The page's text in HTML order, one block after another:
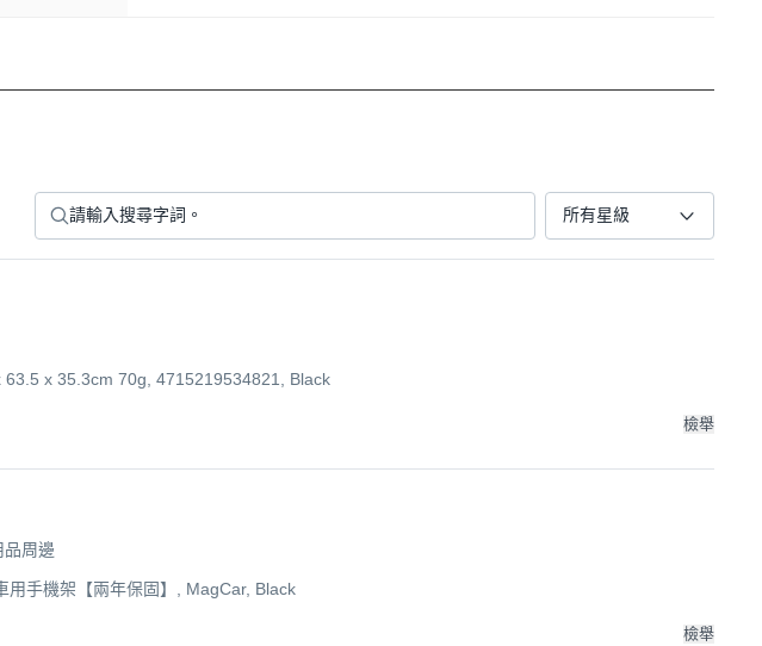
所有星級
x 35.3cm 70g, 4715219534821, Black
檢舉
周邊
手機架【兩年保固】, MagCar, Black
檢舉